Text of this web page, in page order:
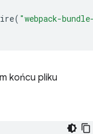
( "webpack-
końcu pliku